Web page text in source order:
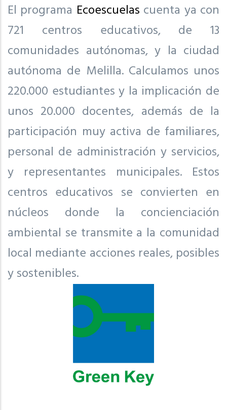
El programa Ecoescuelas cuenta ya con
721 centros educativos, de 13
comunidades autónomas, y la ciudad
autónoma de Melilla. Calculamos unos
220.000 estudiantes y la implicación de
unos 20.000 docentes, además de la
participación muy activa de familiares,
personal de administración y servicios,
y representantes municipales. Estos
centros educativos se convierten en
núcleos donde la concienciación
ambiental se transmite a la comunidad
local mediante acciones reales, posibles
y sostenibles.